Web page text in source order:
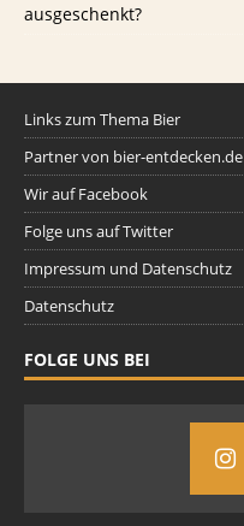
ausgeschenkt?
Links zum Thema Bier
Partner von bier-entdecken.de
Wir auf Facebook
Folge uns auf Twitter
Impressum und Datenschutz
Datenschutz
FOLGE UNS BEI